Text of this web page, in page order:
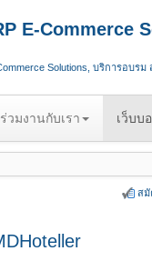
E-Commerce
Solutions, บริการอบรม
ร่วมงานกับเรา เว็บบ
สมั